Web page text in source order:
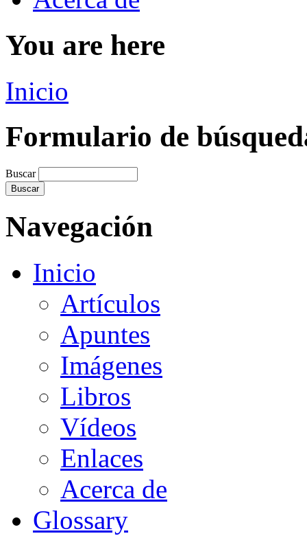
You are here
Inicio
Formulario de
Buscar
Navegación
Inicio
Artículos
Apuntes
Imágenes
Libros
Vídeos
Enlaces
Acerca de
Glossary